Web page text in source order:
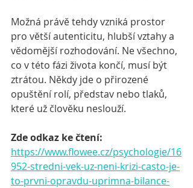
Možná právě tehdy vzniká prostor
pro větší autenticitu, hlubší vztahy a
vědomější rozhodování. Ne všechno,
co v této fázi života končí, musí být
ztrátou. Někdy jde o přirozené
opuštění rolí, představ nebo tlaků,
které už člověku neslouží.
Zde odkaz ke čtení:
https://www.flowee.cz/psychologie/16
952-stredni-vek-uz-neni-krizi-casto-je-
to-prvni-opravdu-uprimna-bilance-